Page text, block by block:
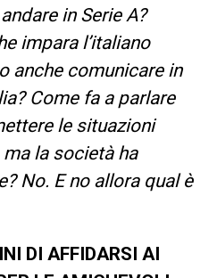
in Serie A?
impara l’italiano
anche comunicare in
Come fa a parlare
le situazioni
ma la società ha
No. E no allora qual è
DI AFFIDARSI AI